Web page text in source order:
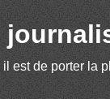
il est de porter